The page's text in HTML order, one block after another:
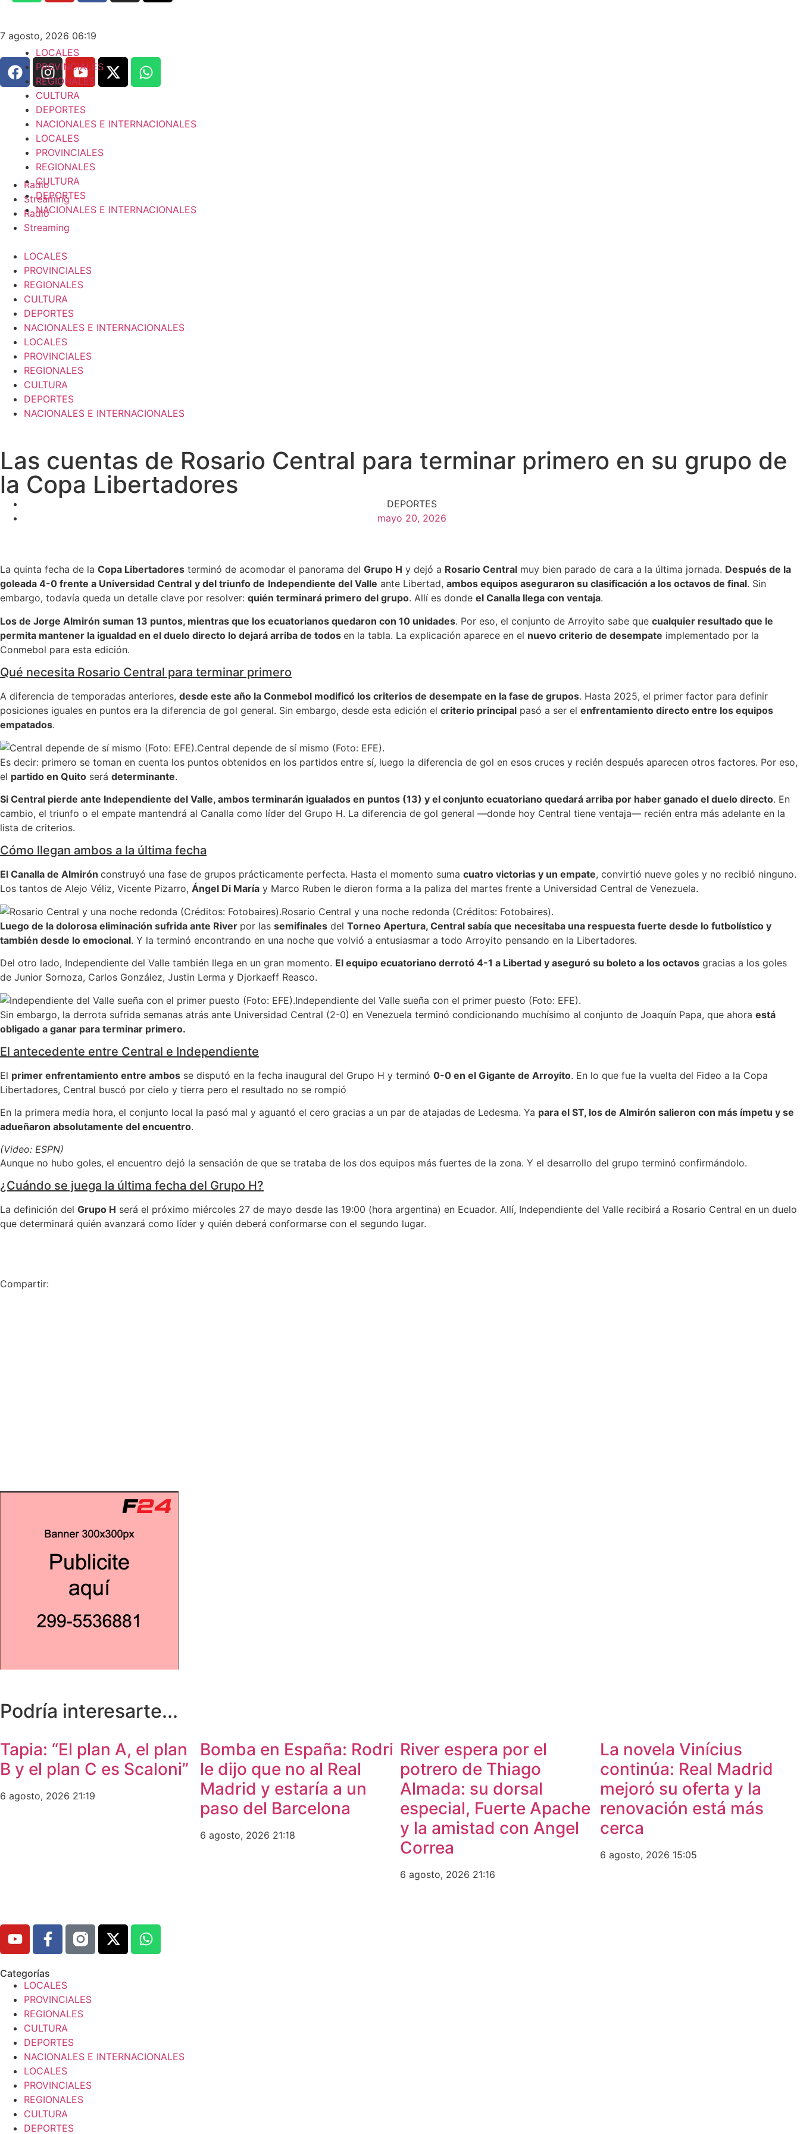
7 agosto, 2026 06:19
Radio
Streaming
Radio
Streaming
LOCALES
PROVINCIALES
REGIONALES
CULTURA
DEPORTES
NACIONALES E INTERNACIONALES
LOCALES
PROVINCIALES
REGIONALES
CULTURA
DEPORTES
NACIONALES E INTERNACIONALES
LOCALES
PROVINCIALES
REGIONALES
CULTURA
DEPORTES
NACIONALES E INTERNACIONALES
LOCALES
PROVINCIALES
REGIONALES
CULTURA
DEPORTES
NACIONALES E INTERNACIONALES
​Las cuentas de Rosario Central para terminar primero en su grupo de
la Copa Libertadores
DEPORTES
mayo 20, 2026
La quinta fecha de la Copa Libertadores terminó de acomodar el panorama del Grupo H y dejó a Rosario Central muy bien parado de cara a la última jornada. Después de la
goleada 4-0 frente a Universidad Central y del triunfo de Independiente del Valle ante Libertad, ambos equipos aseguraron su clasificación a los octavos de final. Sin
embargo, todavía queda un detalle clave por resolver: quién terminará primero del grupo. Allí es donde el Canalla llega con ventaja.
Los de Jorge Almirón suman 13 puntos, mientras que los ecuatorianos quedaron con 10 unidades. Por eso, el conjunto de Arroyito sabe que cualquier resultado que le
permita mantener la igualdad en el duelo directo lo dejará arriba de todos en la tabla. La explicación aparece en el nuevo criterio de desempate implementado por la
Conmebol para esta edición.
Qué necesita Rosario Central para terminar primero
A diferencia de temporadas anteriores, desde este año la Conmebol modificó los criterios de desempate en la fase de grupos. Hasta 2025, el primer factor para definir
posiciones iguales en puntos era la diferencia de gol general. Sin embargo, desde esta edición el criterio principal pasó a ser el enfrentamiento directo entre los equipos
empatados.
Central depende de sí mismo (Foto: EFE).
Es decir: primero se toman en cuenta los puntos obtenidos en los partidos entre sí, luego la diferencia de gol en esos cruces y recién después aparecen otros factores. Por eso,
el partido en Quito será determinante.
Si Central pierde ante Independiente del Valle, ambos terminarán igualados en puntos (13) y el conjunto ecuatoriano quedará arriba por haber ganado el duelo directo. En
cambio, el triunfo o el empate mantendrá al Canalla como líder del Grupo H. La diferencia de gol general —donde hoy Central tiene ventaja— recién entra más adelante en la
lista de criterios.
Cómo llegan ambos a la última fecha
El Canalla de Almirón construyó una fase de grupos prácticamente perfecta. Hasta el momento suma cuatro victorias y un empate, convirtió nueve goles y no recibió ninguno.
Los tantos de Alejo Véliz, Vicente Pizarro, Ángel Di María y Marco Ruben le dieron forma a la paliza del martes frente a Universidad Central de Venezuela.
Rosario Central y una noche redonda (Créditos: Fotobaires).
Luego de la dolorosa eliminación sufrida ante River por las semifinales del Torneo Apertura, Central sabía que necesitaba una respuesta fuerte desde lo futbolístico y
también desde lo emocional. Y la terminó encontrando en una noche que volvió a entusiasmar a todo Arroyito pensando en la Libertadores.
Del otro lado, Independiente del Valle también llega en un gran momento. El equipo ecuatoriano derrotó 4-1 a Libertad y aseguró su boleto a los octavos gracias a los goles
de Junior Sornoza, Carlos González, Justin Lerma y Djorkaeff Reasco.
Independiente del Valle sueña con el primer puesto (Foto: EFE).
Sin embargo, la derrota sufrida semanas atrás ante Universidad Central (2-0) en Venezuela terminó condicionando muchísimo al conjunto de Joaquín Papa, que ahora está
obligado a ganar para terminar primero.
El antecedente entre Central e Independiente
El primer enfrentamiento entre ambos se disputó en la fecha inaugural del Grupo H y terminó 0-0 en el Gigante de Arroyito. En lo que fue la vuelta del Fideo a la Copa
Libertadores, Central buscó por cielo y tierra pero el resultado no se rompió
En la primera media hora, el conjunto local la pasó mal y aguantó el cero gracias a un par de atajadas de Ledesma. Ya para el ST, los de Almirón salieron con más ímpetu y se
adueñaron absolutamente del encuentro.
(Video: ESPN)
Aunque no hubo goles, el encuentro dejó la sensación de que se trataba de los dos equipos más fuertes de la zona. Y el desarrollo del grupo terminó confirmándolo.
¿Cuándo se juega la última fecha del Grupo H?
La definición del Grupo H será el próximo miércoles 27 de mayo desde las 19:00 (hora argentina) en Ecuador. Allí, Independiente del Valle recibirá a Rosario Central en un duelo
que determinará quién avanzará como líder y quién deberá conformarse con el segundo lugar.
Compartir:
Podría interesarte...
​Tapia: “El plan A, el plan
B y el plan C es Scaloni”
6 agosto, 2026 21:19
​Bomba en España: Rodri
le dijo que no al Real
Madrid y estaría a un
paso del Barcelona
6 agosto, 2026 21:18
​River espera por el
potrero de Thiago
Almada: su dorsal
especial, Fuerte Apache
y la amistad con Angel
Correa
6 agosto, 2026 21:16
​La novela Vinícius
continúa: Real Madrid
mejoró su oferta y la
renovación está más
cerca
6 agosto, 2026 15:05
Categorías
LOCALES
PROVINCIALES
REGIONALES
CULTURA
DEPORTES
NACIONALES E INTERNACIONALES
LOCALES
PROVINCIALES
REGIONALES
CULTURA
DEPORTES